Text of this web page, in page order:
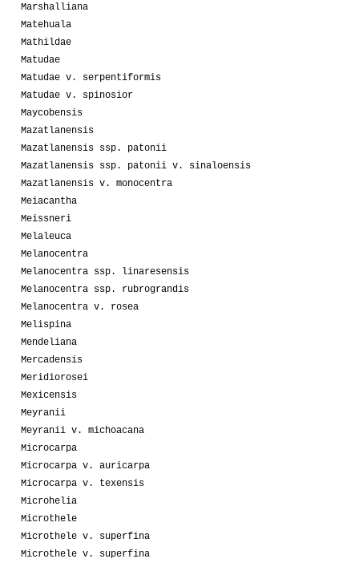
Marshalliana
Matehuala
Mathildae
Matudae
Matudae v. serpentiformis
Matudae v. spinosior
Maycobensis
Mazatlanensis
Mazatlanensis ssp. patonii
Mazatlanensis ssp. patonii v. sinaloensis
Mazatlanensis v. monocentra
Meiacantha
Meissneri
Melaleuca
Melanocentra
Melanocentra ssp. linaresensis
Melanocentra ssp. rubrograndis
Melanocentra v. rosea
Melispina
Mendeliana
Mercadensis
Meridiorosei
Mexicensis
Meyranii
Meyranii v. michoacana
Microcarpa
Microcarpa v. auricarpa
Microcarpa v. texensis
Microhelia
Microthele
Microthele v. superfina
Microthele v. superfina